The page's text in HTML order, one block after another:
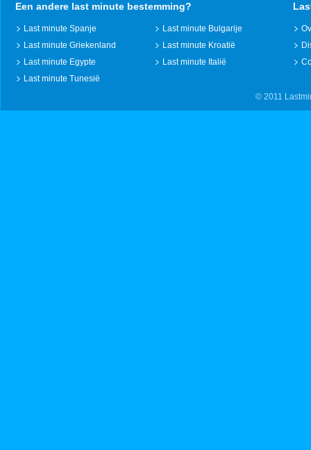
Een andere last minute bestemming?
Last minute Spanje
Last minute Griekenland
Last minute Egypte
Last minute Tunesië
Last minute Bulgarije
Last minute Kroatië
Last minute Italië
© 2011